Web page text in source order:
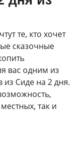
те, кто хочет
сказочные
вас одним из
Сиде на 2 дня.
так и